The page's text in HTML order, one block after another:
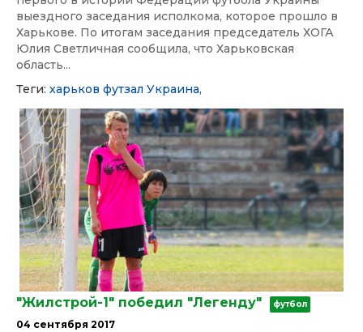
выездного заседания исполкома, которое прошло в
Харькове. По итогам заседания председатель ХОГА
Юлия Светличная сообщила, что Харьковская
область...
Теги: харьков футзал Украина,
"Жилстрой-1" победил "Легенду" футбол
04 сентября 2017